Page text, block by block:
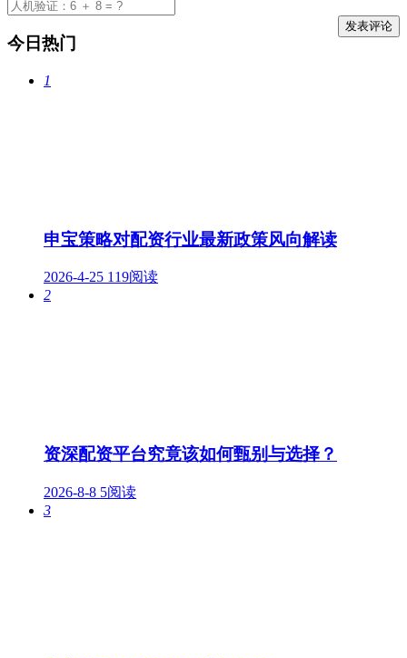
今日热门
1
申宝策略对配资行业最新政策风向解读
2026-4-25 119阅读
2
资深配资平台究竟该如何甄别与选择？
2026-8-8 5阅读
3